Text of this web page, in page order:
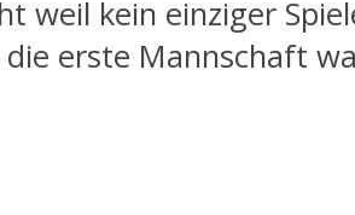
weil kein einziger
erste Mannschaft